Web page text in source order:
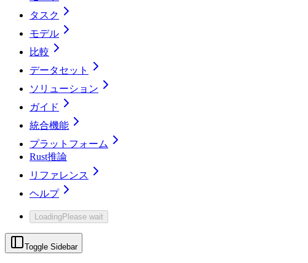
タスク
モデル
比較
データセット
ソリューション
ガイド
統合機能
プラットフォーム
Rust推論
リファレンス
ヘルプ
LoadingPlease wait
Toggle Sidebar